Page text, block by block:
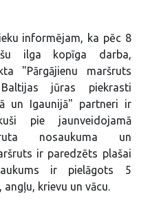
informējam, ka pēc 8
ilga kopīga darba,
"Pārgājienu maršruts
jūras piekrasti
un Igaunijā" partneri ir
pie jaunveidojamā
nosaukuma un
ir paredzēts plašai
ir pielāgots 5
krievu un vācu.